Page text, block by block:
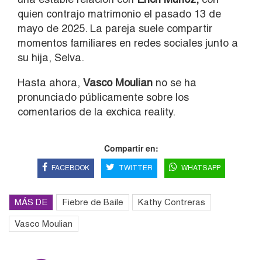
quien contrajo matrimonio el pasado 13 de
mayo de 2025. La pareja suele compartir
momentos familiares en redes sociales junto a
su hija, Selva.
Hasta ahora, Vasco Moulian no se ha
pronunciado públicamente sobre los
comentarios de la exchica reality.
Compartir en:
FACEBOOK TWITTER WHATSAPP
MÁS DE Fiebre de Baile Kathy Contreras
Vasco Moulian